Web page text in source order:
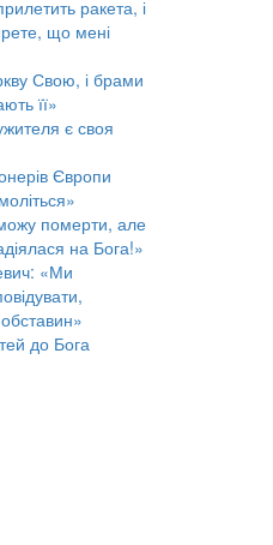
ракета, і
що мені
Свою, і брами
її»
є своя
Європи
померти, але
на Бога!»
«Ми
до Бога